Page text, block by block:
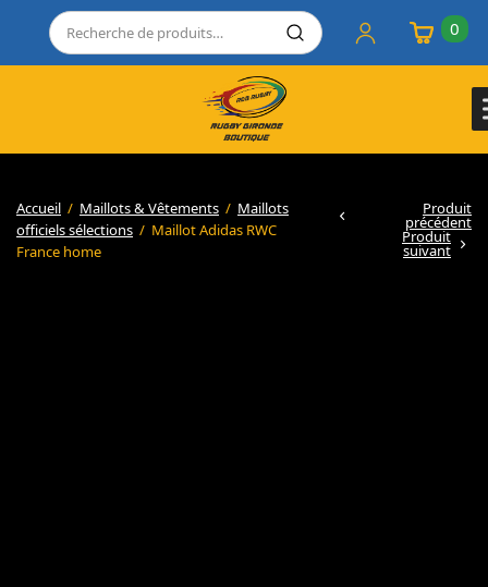
0
Accueil / Maillots & Vêtements / Maillots
officiels sélections / Maillot Adidas RWC
France home
Produit
précédent
Produit
suivant